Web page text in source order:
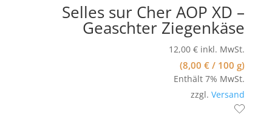
Selles sur Cher AOP XD –
Geaschter Ziegenkäse
12,00€ inkl. MwSt.
(8,00€ / 100 g)
Enthält 7% MwSt.
zzgl.Versand